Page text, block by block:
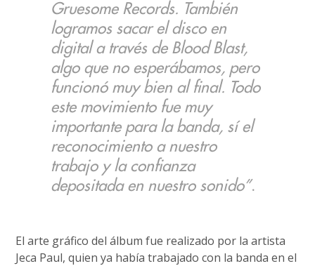
Gruesome Records. También
logramos sacar el disco en
digital a través de Blood Blast,
algo que no esperábamos, pero
funcionó muy bien al final. Todo
este movimiento fue muy
importante para la banda, sí el
reconocimiento a nuestro
trabajo y la confianza
depositada en nuestro sonido”.
El arte gráfico del álbum fue realizado por la artista
Jeca Paul, quien ya había trabajado con la banda en el